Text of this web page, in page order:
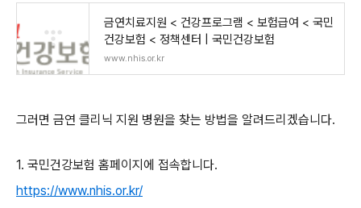
금연치료지원 < 건강프로그램 < 보험급여 < 국민
건강보험 < 정책센터 | 국민건강보험
www.nhis.or.kr
그러면 금연 클리닉 지원 병원을 찾는 방법을 알려드리겠습니다.
1. 국민건강보험 홈페이지에 접속합니다.
https://www.nhis.or.kr/